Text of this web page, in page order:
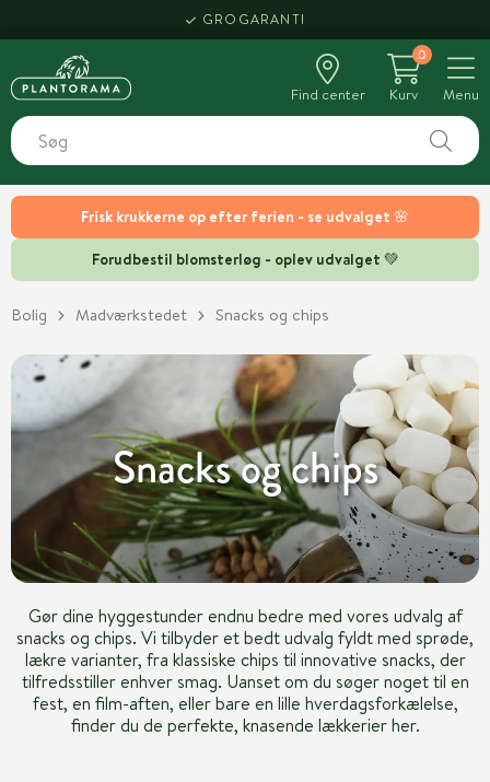
Frisk krukkerne op efter ferien - se udvalget 🌸
Forudbestil blomsterløg - oplev udvalget 💚
HENT SAMME DAG
Find center
0
Kurv
Menu
Bolig Madværkstedet Snacks og chips
Snacks og chips
Gør dine hyggestunder endnu bedre med vores udvalg af
snacks og chips. Vi tilbyder et bedt udvalg fyldt med sprøde,
lækre varianter, fra klassiske chips til innovative snacks, der
tilfredsstiller enhver smag. Uanset om du søger noget til en
fest, en film-aften, eller bare en lille hverdagsforkælelse,
finder du de perfekte, knasende lækkerier her.